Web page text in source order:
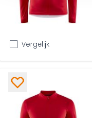
Vergelijk